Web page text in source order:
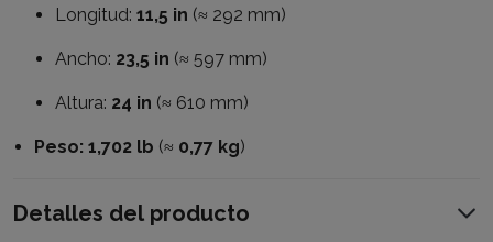
Longitud:11,5 in (≈ 292 mm)
Ancho: 23,5 in (≈ 597 mm)
Altura: 24 in (≈ 610 mm)
Peso: 1,702 lb (≈ 0,77 kg)
Detalles del producto